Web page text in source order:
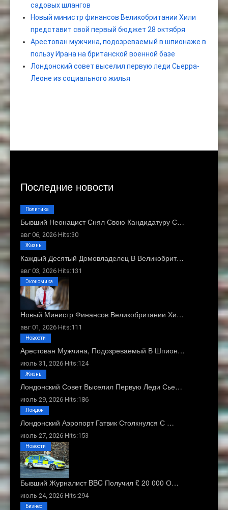
садовых шлангов
Новый министр финансов Великобритании Хили
представит свой первый бюджет 28 октября
Арестован мужчина, подозреваемый в шпионаже в
пользу Ирана на британской военной базе
Лондонский совет выселил первую леди Сьерра-
Леоне из социального жилья
Последние новости
Бывший Неонацист Снял Свою Кандидатуру С…
авг 06, 2026 Hits:30
Политика
Каждый Десятый Домовладелец В Великобрит…
авг 03, 2026 Hits:131
Жизнь
Новый Министр Финансов Великобритании Хи…
авг 01, 2026 Hits:111
Экономика
Арестован Мужчина, Подозреваемый В Шпион…
июль 31, 2026 Hits:124
Новости
Лондонский Совет Выселил Первую Леди Сье…
июль 29, 2026 Hits:186
Жизнь
Лондонский Аэропорт Гатвик Столкнулся С …
июль 27, 2026 Hits:153
Лондон
Бывший Журналист BBC Получил £ 20 000 О…
июль 24, 2026 Hits:294
Новости
Бизнес